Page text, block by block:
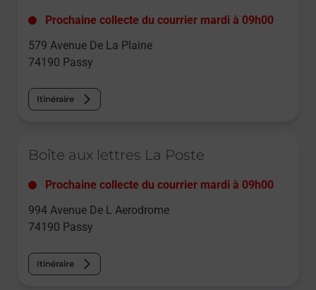
Prochaine collecte du courrier mardi à 09h00
579 Avenue De La Plaine
74190 Passy
Itinéraire
Boîte aux lettres La Poste
Prochaine collecte du courrier mardi à 09h00
994 Avenue De L Aerodrome
74190 Passy
Itinéraire